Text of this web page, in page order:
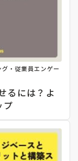
・従業員エンゲー
るには？よ
プ